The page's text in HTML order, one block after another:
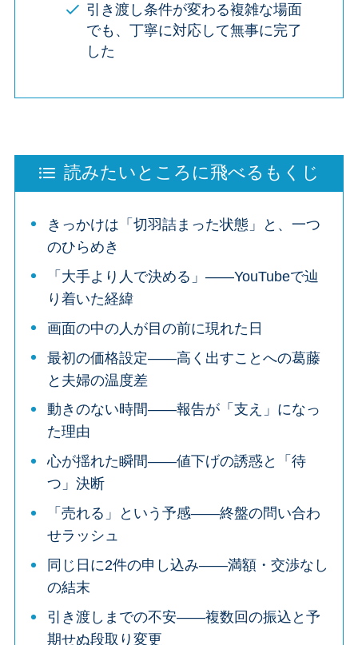
引き渡し条件が変わる複雑な場面
でも、丁寧に対応して無事に完了
した
読みたいところに飛べるもくじ
きっかけは「切羽詰まった状態」と、一つ
のひらめき
「大手より人で決める」——YouTubeで辿
り着いた経緯
画面の中の人が目の前に現れた日
最初の価格設定——高く出すことへの葛藤
と夫婦の温度差
動きのない時間——報告が「支え」になっ
た理由
心が揺れた瞬間——値下げの誘惑と「待
つ」決断
「売れる」という予感——終盤の問い合わ
せラッシュ
同じ日に2件の申し込み——満額・交渉なし
の結末
引き渡しまでの不安——複数回の振込と予
期せぬ段取り変更